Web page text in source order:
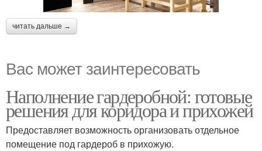
читать дальше →
Вас может заинтересовать
Наполнение гардеробной: готовые
решения для коридора и прихожей
Предоставляет возможность организовать отдельное
помещение под гардероб в прихожую.